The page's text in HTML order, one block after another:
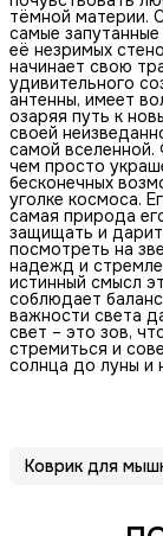
тёмной материи.
самые
её незримых
начинает свою
удивительного
антенны, имеет
озаряя путь к
своей
самой
чем просто
бесконечных
уголке космоса.
самая природа
защищать и
посмотреть на
надежд и
истинный смысл
соблюдает
важности света
свет – это зов,
стремиться и
солнца до луны и
Коврик для